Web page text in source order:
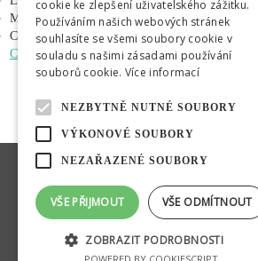
Médium
Centrum mladých
CZ
EN |PL | RU
Programový kód a datová struktura:
cookie ke zlepšení uživatelského zážitku.
Používáním našich webových stránek
souhlasíte se všemi soubory cookie v
souladu s našimi zásadami používání
souborů cookie. Více informací
NEZBYTNĚ NUTNÉ SOUBORY
VÝKONOVÉ SOUBORY
NEZAŘAZENÉ SOUBORY
VŠE PŘIJMOUT VŠE ODMÍTNOUT
ZOBRAZIT PODROBNOSTI